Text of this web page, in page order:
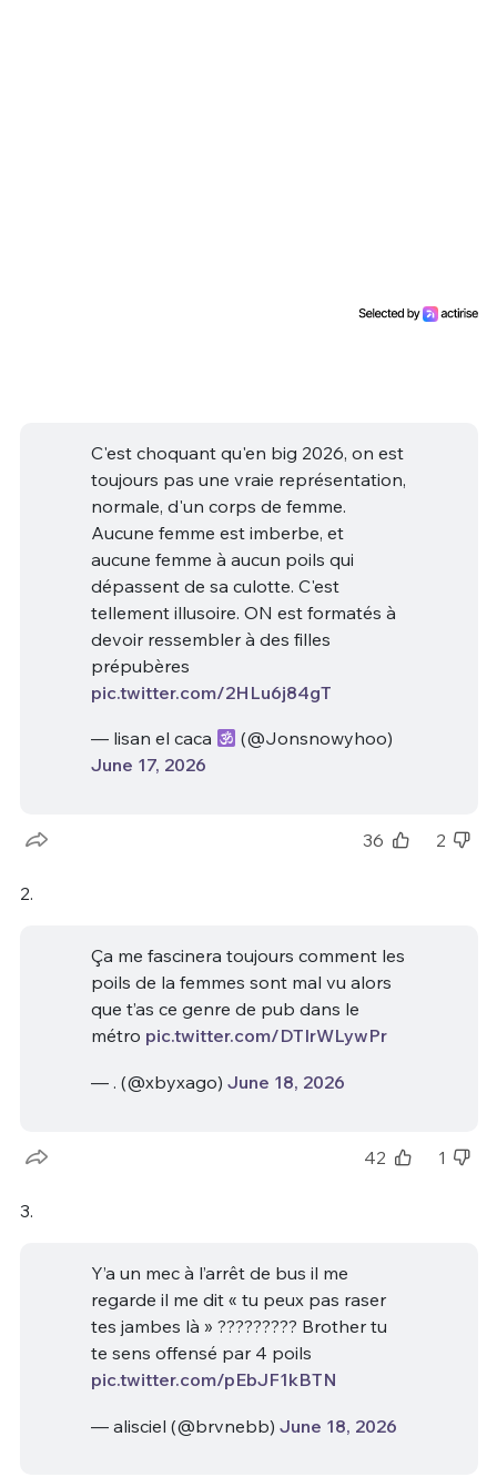
C'est choquant qu'en big 2026, on est
toujours pas une vraie représentation,
normale, d'un corps de femme.
Aucune femme est imberbe, et
aucune femme à aucun poils qui
dépassent de sa culotte. C'est
tellement illusoire. ON est formatés à
devoir ressembler à des filles
prépubères
pic.twitter.com/2HLu6j84gT
— lisan el caca
(@Jonsnowyhoo)
June 17, 2026
36 2
2.
Ça me fascinera toujours comment les
poils de la femmes sont mal vu alors
que t’as ce genre de pub dans le
métro pic.twitter.com/DTIrWLywPr
— . (@xbyxago) June 18, 2026
42 1
3.
Y’a un mec à l’arrêt de bus il me
regarde il me dit « tu peux pas raser
tes jambes là » ????????? Brother tu
te sens offensé par 4 poils
pic.twitter.com/pEbJF1kBTN
— alisciel (@brvnebb) June 18, 2026